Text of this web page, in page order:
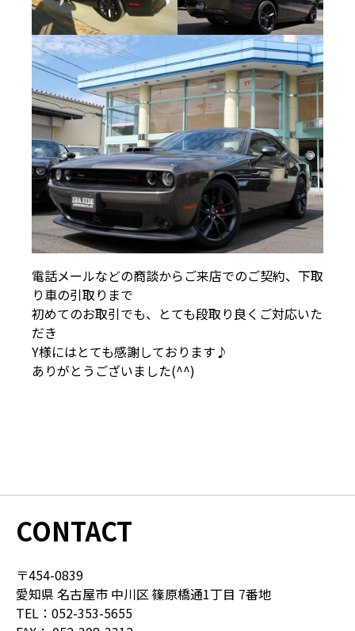
電話メールなどの商談からご来店でのご契約、下取
り車の引取りまで
初めてのお取引でも、とても段取り良くご対応いた
だき
Y様にはとても感謝しております♪
ありがとうございました(^^)
CONTACT
〒454-0839
愛知県 名古屋市 中川区 篠原橋通1丁目 7番地
TEL： 052-353-5655